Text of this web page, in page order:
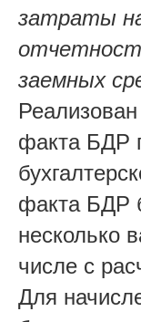
затраты
заемных
факта БДР
факта БДР
несколько
числе с
Для